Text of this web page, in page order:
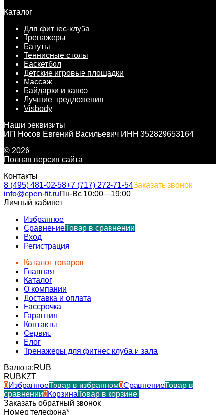
Каталог
Для фитнес-клуба
Тренажеры
Батуты
Теннисные столы
Баскетбол
Детские игровые площадки
Массаж
Байдарки и каноэ
Лучшие предложения
Visbody
Наши реквизиты
ИП Носов Евгений Васильевич ИНН 352829653164
© 2026
Полная версия сайта
Контакты
8 (495) 481-02-58+7 (717) 272-71-54Заказать звонок
info@open-fit.ruПн-Вс 10:00—19:00
Личный кабинет
Избранное
СравнениеТовар в сравнении
Вход
Регистрация
Каталог товаров
Главная
Каталог
О компании
Доставка и оплата
Рассрочка
Гарантия
Контакты
Сервис
Блог
Тренажеры для фитнес клуба и зала
Валюта:RUB
RUBKZT
0ИзбранноеТовар в избранном0СравнениеТовар в
сравнении0КорзинаТовар в корзине!
Заказать обратный звонок
Номер телефона*